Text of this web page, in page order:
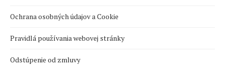
Ochrana osobných údajov a Cookie
Pravidlá používania webovej stránky
Odstúpenie od zmluvy